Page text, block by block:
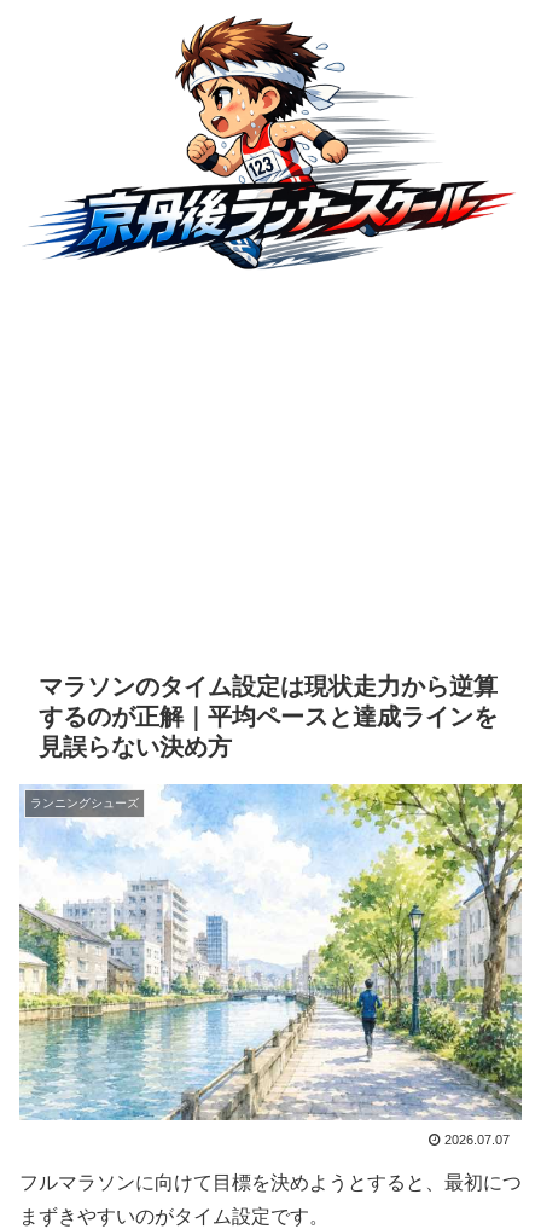
マラソンのタイム設定は現状走力から逆算
するのが正解｜平均ペースと達成ラインを
見誤らない決め方
ランニングシューズ
2026.07.07
フルマラソンに向けて目標を決めようとすると、最初につ
まずきやすいのがタイム設定です。